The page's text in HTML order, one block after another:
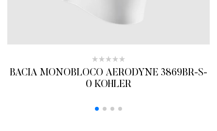
BACIA MONOBLOCO AERODYNE 3869BR-S-
0 KOHLER